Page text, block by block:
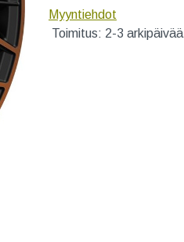
Myyntiehdot
Toimitus: 2-3 arkipäivää